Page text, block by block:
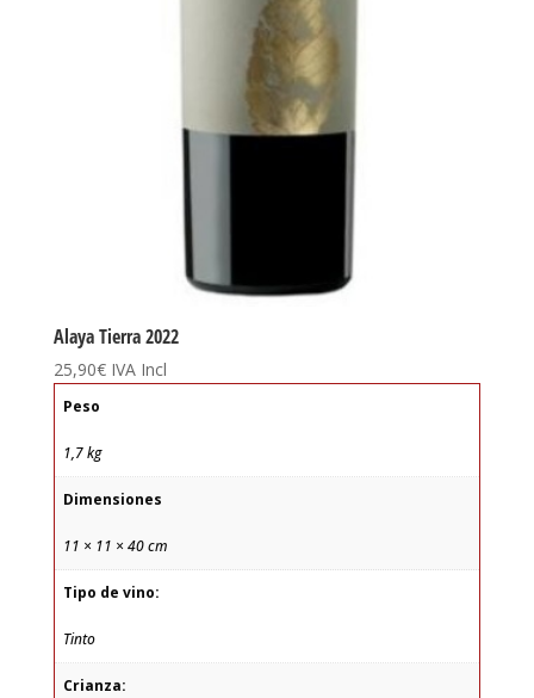
Alaya Tierra 2022
25,90€ IVA Incl
Peso
1,7 kg
Dimensiones
11 × 11 × 40 cm
Tipo de vino:
Tinto
Crianza: